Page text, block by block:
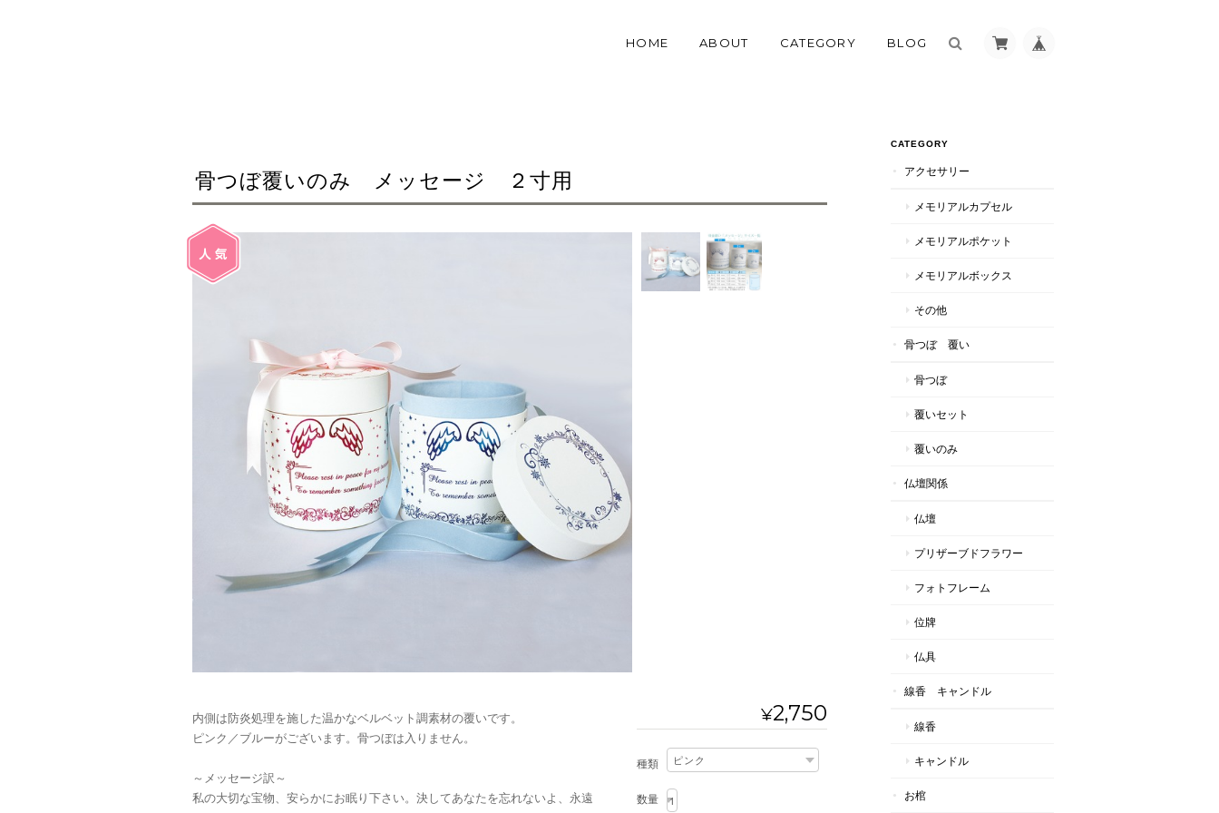
HOME ABOUT CATEGORY BLOG
骨つぼ覆いのみ メッセージ ２寸用
内側は防炎処理を施した温かなベルベット調素材の覆いです。
ピンク／ブルーがございます。骨つぼは入りません。
～メッセージ訳～
私の大切な宝物、安らかにお眠り下さい。決してあなたを忘れないよ、永遠
¥2,750
種類
数量
CATEGORY
アクセサリー
メモリアルカプセル
メモリアルポケット
メモリアルボックス
その他
骨つぼ 覆い
骨つぼ
覆いセット
覆いのみ
仏壇関係
仏壇
プリザーブドフラワー
フォトフレーム
位牌
仏具
線香 キャンドル
線香
キャンドル
お棺